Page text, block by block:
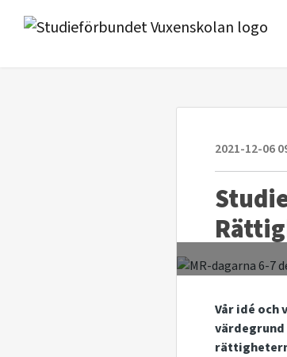
2021-12-06
Vår idé och
värdegrund